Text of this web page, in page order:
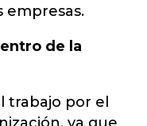
empresas.
de la
trabajo por el